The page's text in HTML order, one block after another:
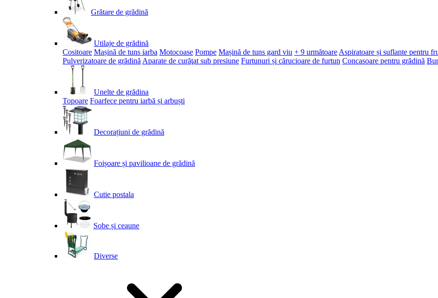
Grătare de grădină
Utilaje de grădină
Cositoare Mașină de tuns iarba Motocoase Pompe Mașină de tuns gard viu + 9 următoare Aspiratoare și suflante pentru
Pulverizatoare de grădină Aparate de curăţat sub presiune Furtunuri și cărucioare de furtun Concasoare pentru grădină
Unelte de grădina
Topoare Foarfece pentru iarbă și arbuști
Decorațiuni de grădină
Foișoare și pavilioane de grădină
Cutie postala
Sobe și ceaune
Diverse